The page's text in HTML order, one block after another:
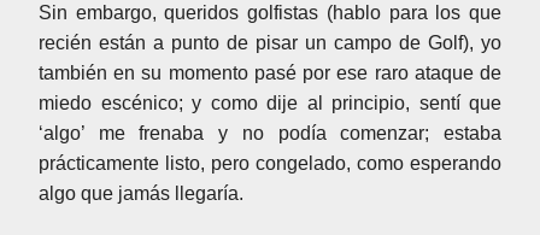
Sin embargo, queridos golfistas (hablo para los que
recién están a punto de pisar un campo de Golf), yo
también en su momento pasé por ese raro ataque de
miedo escénico; y como dije al principio, sentí que
‘algo’ me frenaba y no podía comenzar; estaba
prácticamente listo, pero congelado, como esperando
algo que jamás llegaría.